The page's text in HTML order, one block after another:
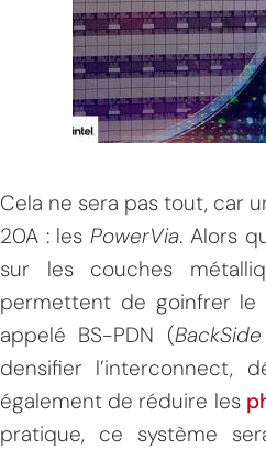
Cela ne sera pas tout, car
20A : lesPowerVia. Alors
sur les couches
permettent de goinfrer le
appelé BS-PDN (
densifier l’interconnect,
également de réduire les
pratique, ce système